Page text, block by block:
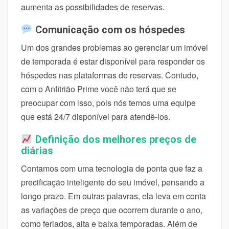
aumenta as possibilidades de reservas.
Comunicação com os hóspedes
Um dos grandes problemas ao gerenciar um imóvel
de temporada é estar disponível para responder os
hóspedes nas plataformas de reservas. Contudo,
com o Anfitrião Prime você não terá que se
preocupar com isso, pois nós temos uma equipe
que está 24/7 disponível para atendê-los.
Definição dos melhores preços de
diárias
Contamos com uma tecnologia de ponta que faz a
precificação inteligente do seu imóvel, pensando a
longo prazo. Em outras palavras, ela leva em conta
as variações de preço que ocorrem durante o ano,
como feriados, alta e baixa temporadas. Além de